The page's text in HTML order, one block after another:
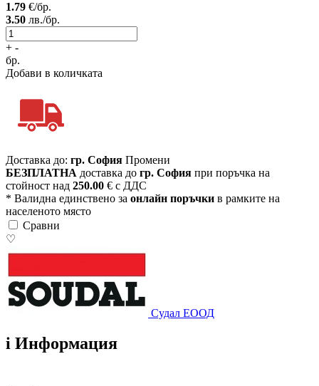
1.79 €/бр.
3.50 лв./бр.
+ -
бр.
Добави в количката
Доставка до: гр. София Промени
БЕЗПЛАТНА доставка до гр. София при поръчка на
стойност над 250.00 € с ДДС
* Валидна единствено за онлайн поръчки в рамките на
населеното място
Сравни
♡
Судал ЕООД
i Информация